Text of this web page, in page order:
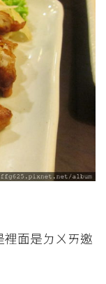
面是ㄉㄨㄞ邀